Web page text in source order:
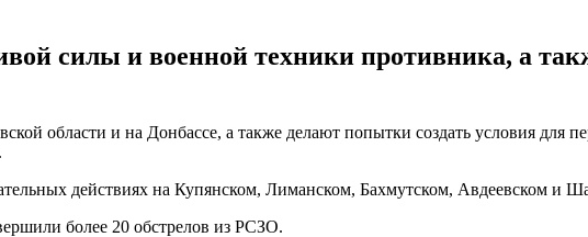
силы и военной техники противника, а
области и на Донбассе, а также делают попытки создать условия для
действиях на Купянском, Лиманском, Бахмутском, Авдеевском и
более 20 обстрелов из РСЗО.